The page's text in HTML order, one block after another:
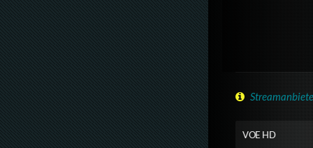
VOE HD